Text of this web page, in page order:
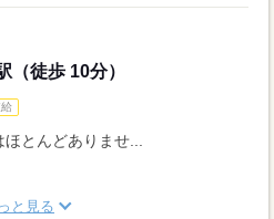
（徒歩 10分）
とんどありませ...
と見る